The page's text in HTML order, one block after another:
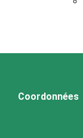
Coordonnées